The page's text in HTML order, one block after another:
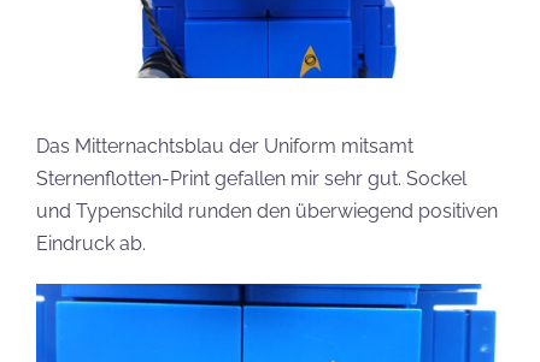
Das Mitternachtsblau der Uniform mitsamt
Sternenflotten-Print gefallen mir sehr gut. Sockel
und Typenschild runden den überwiegend positiven
Eindruck ab.